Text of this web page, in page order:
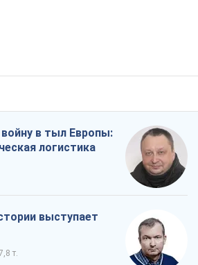
в тыл Европы:
логистика
выступает
т.